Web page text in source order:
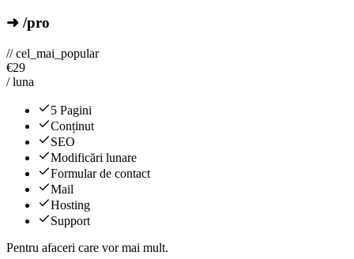
➜ /pro
// cel_mai_popular
€29
/ luna
5 Pagini
Conținut
SEO
Modificări lunare
Formular de contact
Mail
Hosting
Support
Pentru afaceri care vor mai mult.